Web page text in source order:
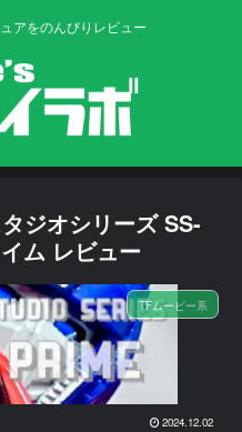
アをのんびりレビュー
ジオシリーズ SS-
ム レビュー
TFムービー系
2024.12.02